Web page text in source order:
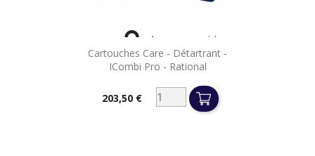
Cartouches Care - Détartrant -
ICombi Pro - Rational
Prix203,50 €
 Aperçu rapide